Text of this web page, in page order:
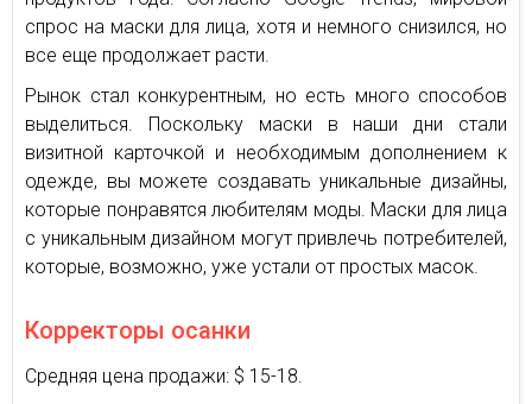
спрос на маски для лица, хотя и немного снизился, но
все еще продолжает расти.
Рынок стал конкурентным, но есть много способов
выделиться. Поскольку маски в наши дни стали
визитной карточкой и необходимым дополнением к
одежде, вы можете создавать уникальные дизайны,
которые понравятся любителям моды. Маски для лица
с уникальным дизайном могут привлечь потребителей,
которые, возможно, уже устали от простых масок.
Корректоры осанки
Средняя цена продажи: $ 15-18.